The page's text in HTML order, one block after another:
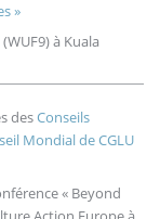
»
(WUF9) à Kuala
desConseils
Mondial de CGLU
« Beyond